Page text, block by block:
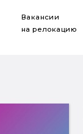
Вакансии
на релокацию